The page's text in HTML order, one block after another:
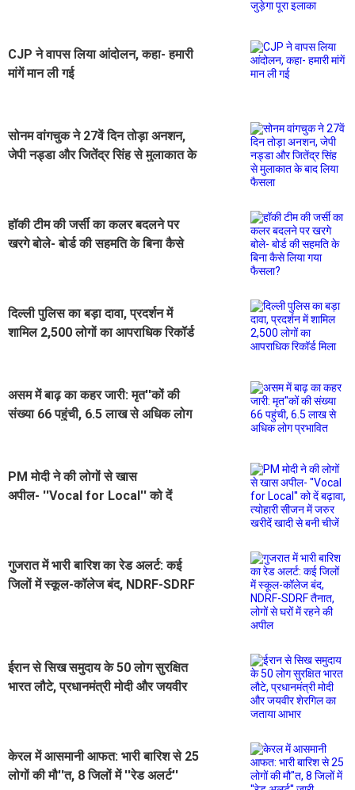
CJP ने वापस लिया आंदोलन, कहा- हमारी
मांगें मान ली गई
सोनम वांगचुक ने 27वें दिन तोड़ा अनशन,
जेपी नड्डा और जितेंद्र सिंह से मुलाकात के
हॉकी टीम की जर्सी का कलर बदलने पर
खरगे बोले- बोर्ड की सहमति के बिना कैसे
दिल्ली पुलिस का बड़ा दावा, प्रदर्शन में
शामिल 2,500 लोगों का आपराधिक रिकॉर्ड
असम में बाढ़ का कहर जारी: मृत''कों की
संख्या 66 पहुंची, 6.5 लाख से अधिक लोग
PM मोदी ने की लोगों से खास
अपील- ''Vocal for Local'' को दें
गुजरात में भारी बारिश का रेड अलर्ट: कई
जिलों में स्कूल-कॉलेज बंद, NDRF-SDRF
ईरान से सिख समुदाय के 50 लोग सुरक्षित
भारत लौटे, प्रधानमंत्री मोदी और जयवीर
केरल में आसमानी आफत: भारी बारिश से 25
लोगों की मौ''त, 8 जिलों में ''रेड अलर्ट''